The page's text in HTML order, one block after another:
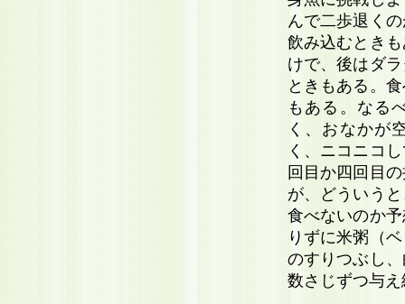
んで二歩退く
飲み込むとき
けで、後はダ
ときもある。
もある。なる
く、おなかが
く、ニコニコ
回目か四回目
が、どういう
食べないのか
りずに米粥（
のすりつぶし
数さじずつ与